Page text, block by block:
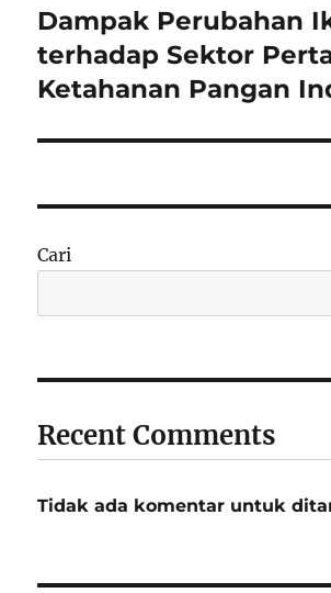
Next
post:
Dampak Perubahan
terhadap Sektor
Ketahanan Pangan
Cari
Recent Comments
Tidak ada komentar untuk